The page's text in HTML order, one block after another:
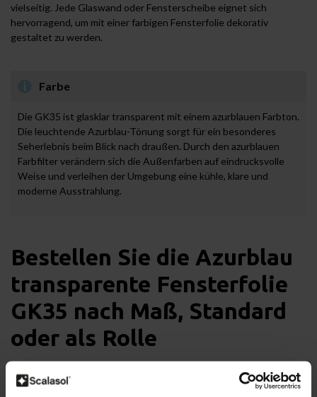
vielseitig. Jede Glaswand oder Fensterscheibe eignet sich
hervorragend, um mit einer farbigen Fensterfolie dekorativ
gestaltet zu werden.
Farbe
Die GK35 ist glasklar transparent mit einem azurblauen Farbton.
Die leuchtende Azurblau-Tönung sorgt für ein besonderes
Seherlebnis beim Blick nach draußen. Durch den azurblauen
Farbfilter verändern sich die Außenfarben auf eindrucksvolle
Weise und verleihen der Umgebung eine kühle, klare und
moderne Ausstrahlung.
Bestellen Sie die Azurblau
transparente Fensterfolie
GK35 nach Maß, Standard
oder als Rolle
Verschiedene Optionen
Durch unser einzigartiges Nach-Maß-Modul können Sie die GK35